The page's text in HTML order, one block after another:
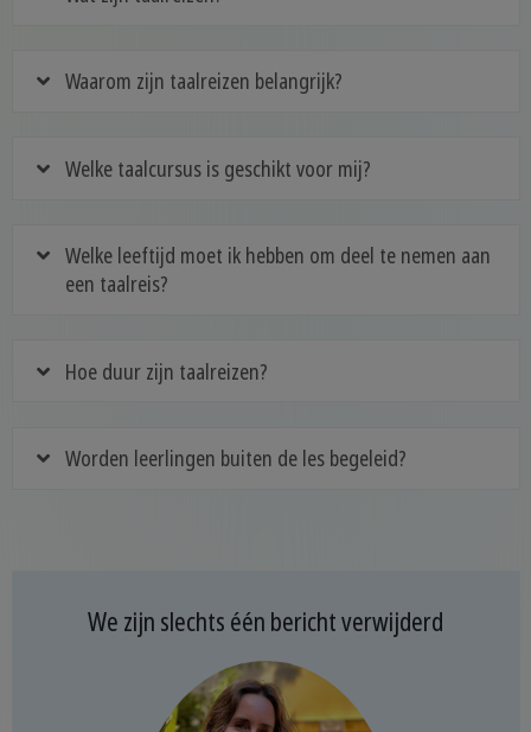
Waarom zijn taalreizen belangrijk?
Welke taalcursus is geschikt voor mij?
Welke leeftijd moet ik hebben om deel te nemen aan
een taalreis?
Hoe duur zijn taalreizen?
Worden leerlingen buiten de les begeleid?
We zijn slechts één bericht verwijderd